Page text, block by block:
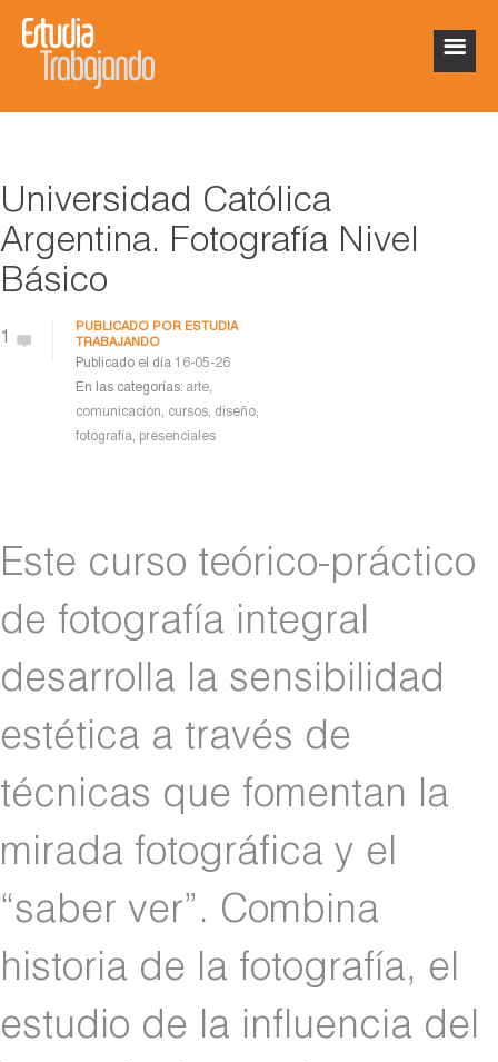
Universidad Católica
Argentina. Fotografía Nivel
Básico
1
PUBLICADO POR ESTUDIA
TRABAJANDO
Publicado el día 16-05-26
En las categorías: arte,
comunicación, cursos, diseño,
fotografía, presenciales
Este curso teórico-práctico
de fotografía integral
desarrolla la sensibilidad
estética a través de
técnicas que fomentan la
mirada fotográfica y el
“saber ver”. Combina
historia de la fotografía, el
estudio de la influencia del